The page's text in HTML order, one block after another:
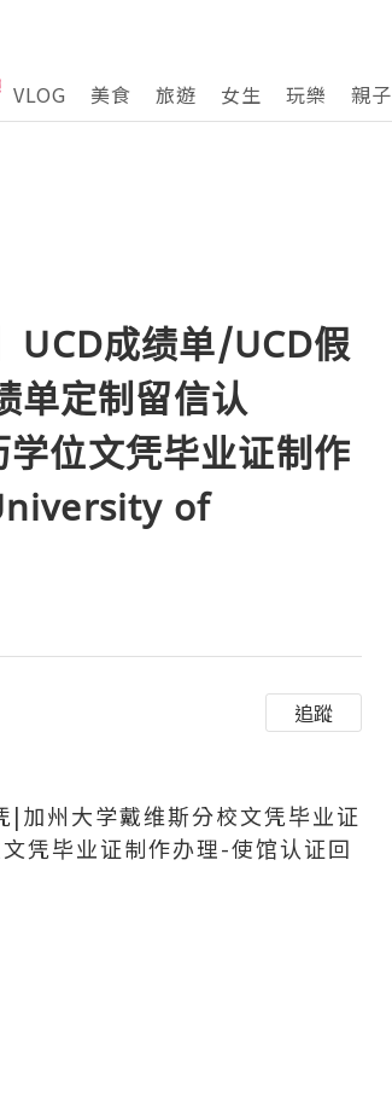
VLOG 美食 旅遊 女生 玩樂 親子
UCD成绩单/UCD假
单定制留信认
位文凭毕业证制作
of
追蹤
州大学戴维斯分校文凭毕业证
凭毕业证制作办理-使馆认证回